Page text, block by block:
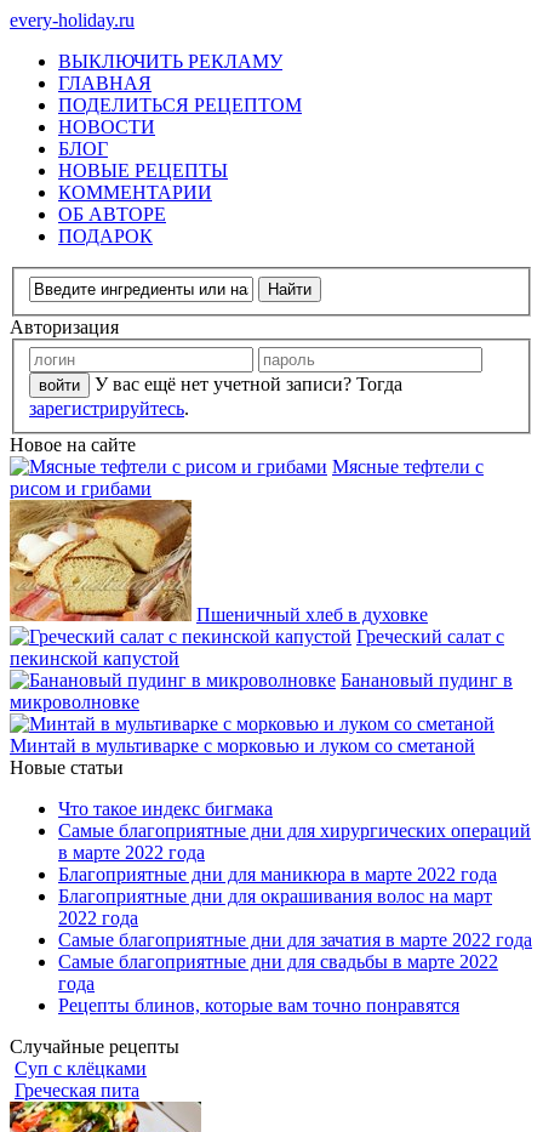
every-holiday.ru
ВЫКЛЮЧИТЬ РЕКЛАМУ
ГЛАВНАЯ
ПОДЕЛИТЬСЯ РЕЦЕПТОМ
НОВОСТИ
БЛОГ
НОВЫЕ РЕЦЕПТЫ
КОММЕНТАРИИ
ОБ АВТОРЕ
ПОДАРОК
Авторизация
У вас ещё нет учетной записи? Тогда
зарегистрируйтесь.
Новое на сайте
Мясные тефтели с
рисом и грибами
Пшеничный хлеб в духовке
Греческий салат с
пекинской капустой
Банановый пудинг в
микроволновке
Минтай в мультиварке с морковью и луком со сметаной
Новые статьи
Что такое индекс бигмака
Самые благоприятные дни для хирургических операций
в марте 2022 года
Благоприятные дни для маникюра в марте 2022 года
Благоприятные дни для окрашивания волос на март
2022 года
Самые благоприятные дни для зачатия в марте 2022 года
Самые благоприятные дни для свадьбы в марте 2022
года
Рецепты блинов, которые вам точно понравятся
Случайные рецепты
Суп с клёцками
Греческая пита